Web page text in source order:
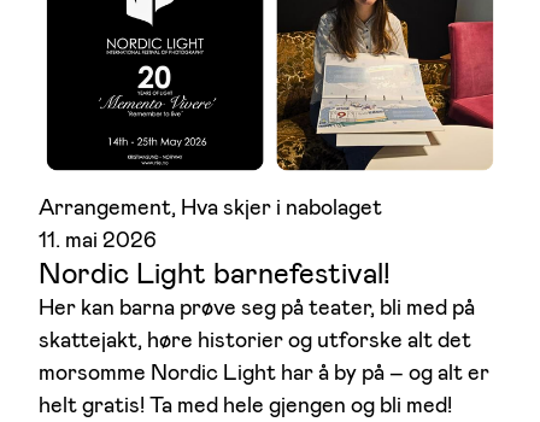
Arrangement, Hva skjer i nabolaget
11. mai 2026
Nordic Light barnefestival!
Her kan barna prøve seg på teater, bli med på
skattejakt, høre historier og utforske alt det
morsomme Nordic Light har å by på – og alt er
helt gratis! Ta med hele gjengen og bli med!